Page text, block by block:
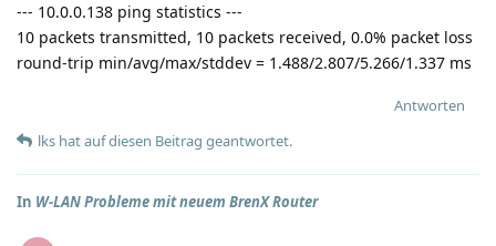
--- 10.0.0.138 ping statistics ---
10 packets transmitted, 10 packets received, 0.0% packet loss
round-trip min/avg/max/stddev = 1.488/2.807/5.266/1.337 ms
Antworten
lks hatauf diesen Beitrag geantwortet.
In W-LAN Probleme mit neuem BrenX Router